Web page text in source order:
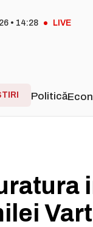
• 14 28 LIVE
Politică